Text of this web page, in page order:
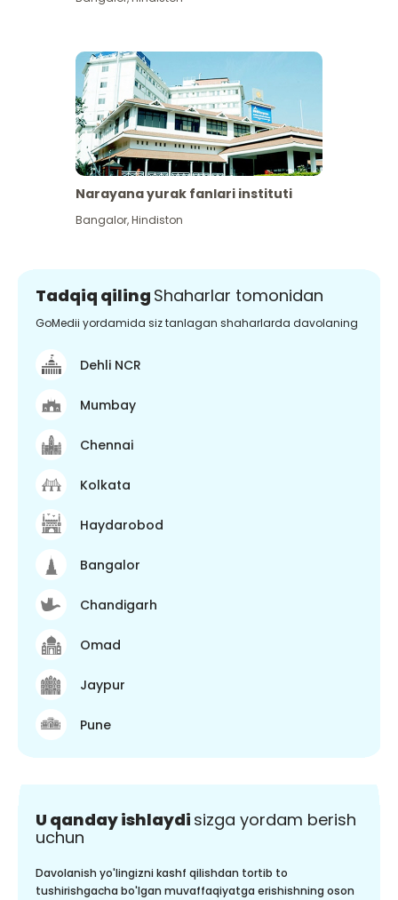
Narayana yurak fanlari instituti
Bangalor,Hindiston
Tadqiq qiling Shaharlar tomonidan
GoMedii yordamida siz tanlagan shaharlarda davolaning
Dehli NCR
Mumbay
Chennai
Kolkata
Haydarobod
Bangalor
Chandigarh
Omad
Jaypur
Pune
U qanday ishlaydi sizga yordam berish
uchun
Davolanish yo'lingizni kashf qilishdan tortib to
tushirishgacha bo'lgan muvaffaqiyatga erishishning oson